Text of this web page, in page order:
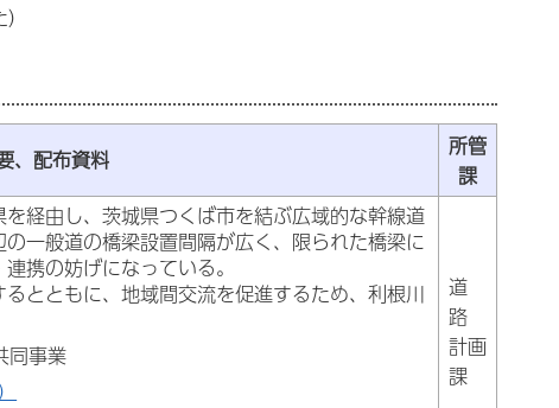
、配布資料
所管
課
経由し、茨城県つくば市を結ぶ広域的な幹線道
一般道の橋梁設置間隔が広く、限られた橋梁に
携の妨げになっている。
とともに、地域間交流を促進するため、利根川
事業
道
路
計画
課